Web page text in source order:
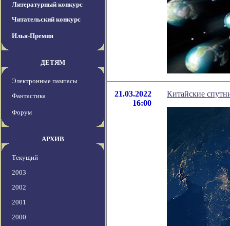
Литературный конкурс
Читательский конкурс
Илья-Премия
ДЕТЯМ
Электронные пампасы
Фантастика
Форум
АРХИВ
Текущий
2003
2002
2001
2000
21.03.2022
16:00
Китайские